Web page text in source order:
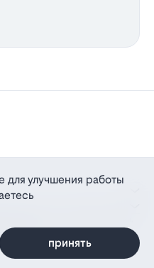
улучшения работы
принять